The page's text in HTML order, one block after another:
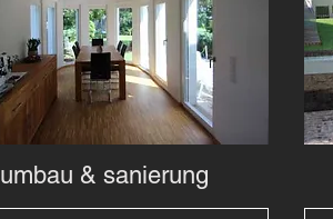
umbau & sanierung